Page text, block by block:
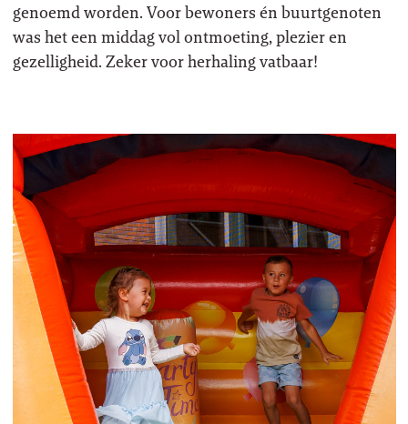
genoemd worden. Voor bewoners én buurtgenoten
was het een middag vol ontmoeting, plezier en
gezelligheid. Zeker voor herhaling vatbaar!